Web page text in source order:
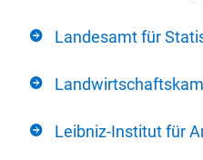
Landesamt für
Leibniz-Institut für